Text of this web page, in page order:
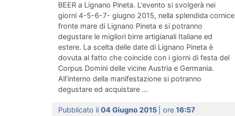
BEER a Lignano Pineta. L'evento si svolgerà nei
giorni 4-5-6-7- giugno 2015, nella splendida cornice
fronte mare di Lignano Pineta e si potranno
degustare le migliori birre artigianali Italiane ed
estere. La scelta delle date di Lignano Pineta è
dovuta al fatto che coincide con i giorni di festa del
Corpus Domini delle vicine Austria e Germania.
All’interno della manifestazione si potranno
degustare ed acquistare ...
Pubblicato il 04 Giugno 2015 | ore 16:57